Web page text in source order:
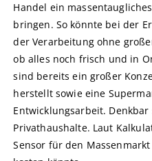
Handel ein
bringen. So könnte bei der
der Verarbeitung ohne
ob alles noch frisch und in
sind bereits ein großer
herstellt sowie eine
Entwicklungsarbeit.
Privathaushalte. Laut
Sensor für den